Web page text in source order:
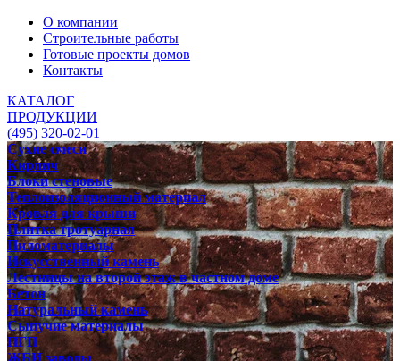
О компании
Строительные работы
Готовые проекты домов
Контакты
КАТАЛОГ
ПРОДУКЦИИ
(495) 320-02-01
Сухие смеси
Кирпич
Блоки стеновые
Теплоизоляционный материал
Кровля для крыши
Плитка тротуарная
Пиломатериалы
Искусственный камень
Лестницы на второй этаж в частном доме
Бетон
Натуральный камень
Сыпучие материалы
ПГП
ЖБИ заводы